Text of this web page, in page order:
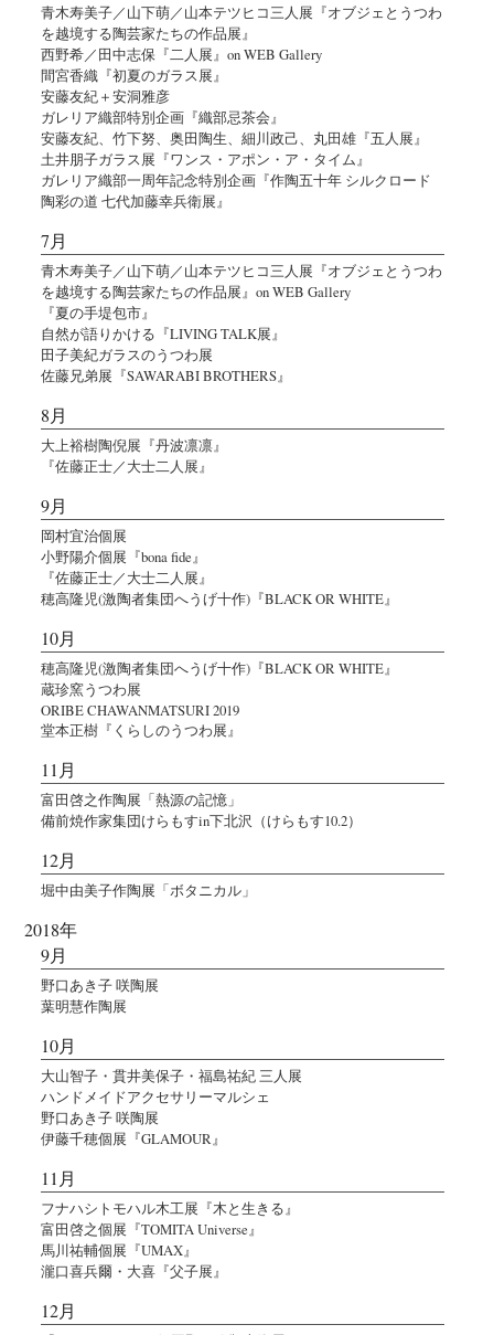
青木寿美子／山下萌／山本テツヒコ三人展『オブジェとうつわ
を越境する陶芸家たちの作品展』
西野希／田中志保『二人展』on WEB Gallery
間宮香織『初夏のガラス展』
安藤友紀＋安洞雅彦
ガレリア織部特別企画『織部忌茶会』
安藤友紀、竹下努、奥田陶生、細川政己、丸田雄『五人展』
土井朋子ガラス展『ワンス・アポン・ア・タイム』
ガレリア織部一周年記念特別企画『作陶五十年 シルクロード
陶彩の道 七代加藤幸兵衛展』
7月
青木寿美子／山下萌／山本テツヒコ三人展『オブジェとうつわ
を越境する陶芸家たちの作品展』on WEB Gallery
『夏の手堤包市』
自然が語りかける『LIVING TALK展』
田子美紀ガラスのうつわ展
佐藤兄弟展『SAWARABI BROTHERS』
8月
大上裕樹陶倪展『丹波凛凛』
『佐藤正士／大士二人展』
9月
岡村宜治個展
小野陽介個展『bona fide』
『佐藤正士／大士二人展』
穂高隆児(激陶者集団へうげ十作)『BLACK OR WHITE』
10月
穂高隆児(激陶者集団へうげ十作)『BLACK OR WHITE』
蔵珍窯うつわ展
ORIBE CHAWANMATSURI 2019
堂本正樹『くらしのうつわ展』
11月
富田啓之作陶展「熱源の記憶」
備前焼作家集団けらもすin下北沢（けらもす10.2）
12月
堀中由美子作陶展「ボタニカル」
2018年
9月
野口あき子 咲陶展
葉明慧作陶展
10月
大山智子・貫井美保子・福島祐紀 三人展
ハンドメイドアクセサリーマルシェ
野口あき子 咲陶展
伊藤千穂個展『GLAMOUR』
11月
フナハシトモハル木工展『木と生きる』
富田啓之個展『TOMITA Universe』
馬川祐輔個展『UMAX』
瀧口喜兵爾・大喜『父子展』
12月